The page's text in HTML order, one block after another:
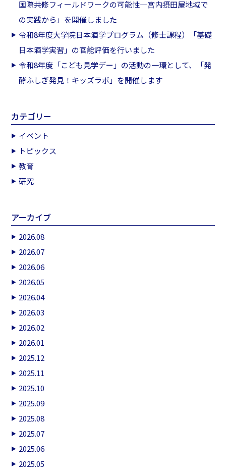
国際共修フィールドワークの可能性―宮内摂田屋地域で
の実践から」を開催しました
令和8年度大学院日本酒学プログラム（修士課程）「基礎
日本酒学実習」の官能評価を行いました
令和8年度「こども見学デー」の活動の一環として、「発
酵ふしぎ発見！キッズラボ」を開催します
カテゴリー
イベント
トピックス
教育
研究
アーカイブ
2026.08
2026.07
2026.06
2026.05
2026.04
2026.03
2026.02
2026.01
2025.12
2025.11
2025.10
2025.09
2025.08
2025.07
2025.06
2025.05